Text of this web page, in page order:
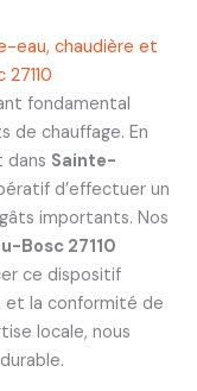
eau, chaudière et
fondamental
de chauffage. En
dans Sainte-
d’effectuer un
importants. Nos
Bosc 27110
ce dispositif
et la conformité de
locale, nous